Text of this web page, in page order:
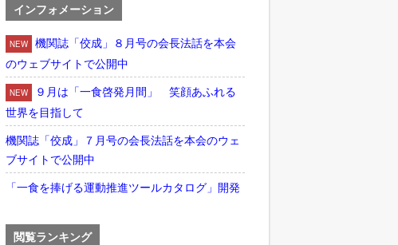
インフォメーション
NEW
機関誌「佼成」８月号の会長法話を本会
のウェブサイトで公開中
NEW
９月は「一食啓発月間」 笑顔あふれる
世界を目指して
機関誌「佼成」７月号の会長法話を本会のウェ
ブサイトで公開中
「一食を捧げる運動推進ツールカタログ」開発
閲覧ランキング